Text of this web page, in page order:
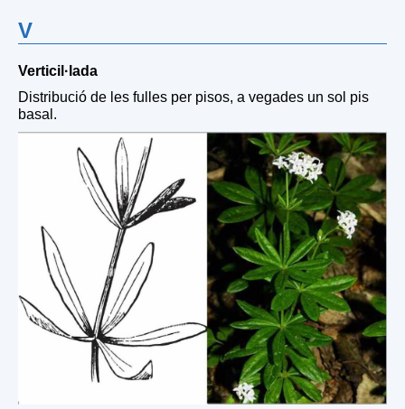
V
Verticil·lada
Distribució de les fulles per pisos, a vegades un sol pis
basal.